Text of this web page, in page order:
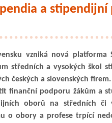
a stipendijní
vzniká nová platforma
středních a vysokých škol
českých a slovenských firem.
finanční podporu žákům a
oborů na středních či
o obory a profese trpící